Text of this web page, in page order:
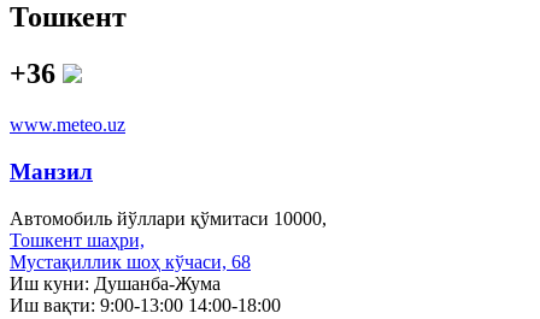
Тошкент
+36
www.meteo.uz
Манзил
Автомобиль йўллари қўмитаси 10000,
Тошкент шаҳри,
Мустақиллик шоҳ кўчаси, 68
Иш куни: Душанба-Жума
Иш вақти: 9:00-13:00 14:00-18:00